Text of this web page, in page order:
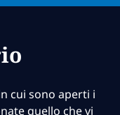
cui sono aperti i
quello che vi